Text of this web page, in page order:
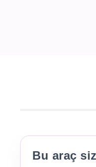
Bu araç